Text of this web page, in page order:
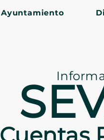
Ayuntamiento